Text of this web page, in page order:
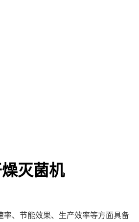
灭菌机
率、节能效果、生产效率等方面具备